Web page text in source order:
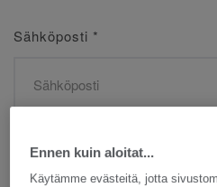
Sähköposti *
Etunimi*
Ennen kuin aloitat...
Käytämme evästeitä, jotta